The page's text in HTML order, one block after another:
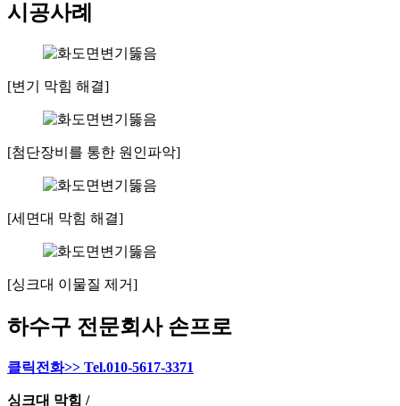
시공사례
[변기 막힘 해결]
[첨단장비를 통한 원인파악]
[세면대 막힘 해결]
[싱크대 이물질 제거]
하수구 전문회사 손프로
클릭전화>> Tel.010-5617-3371
싱크대 막힘 /